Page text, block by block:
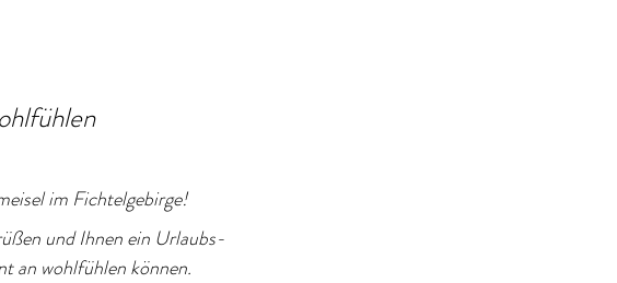
im Fichtelgebirge!
und Ihnen ein Urlaubs-
an wohlfühlen können.